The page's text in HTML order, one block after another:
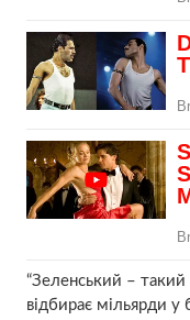
“Зеленський –
відбирає мільярди у